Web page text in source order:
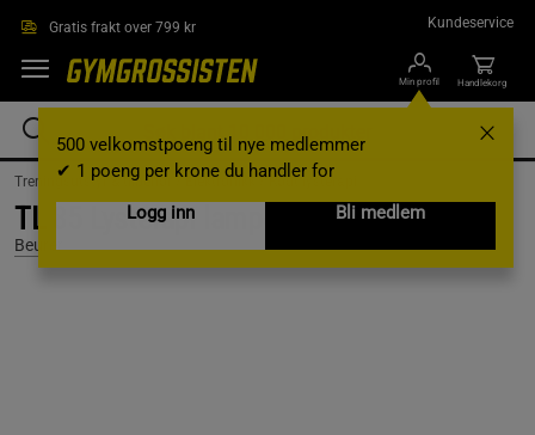
Gratis frakt over 799 kr Kundeservice
Min profil
500 velkomstpoeng til nye medlemmer
✔ 1 poeng per krone du handler for
Logg inn
Bli medlem
Handlekorg
Treningsutstyr & tilbehør /Elektronikk /Rødt lysterapi
TL 85 Lysterapi lampe
Beurer